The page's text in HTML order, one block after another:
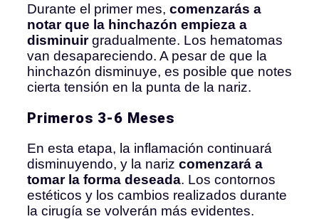
Durante el primer mes, comenzarás a
notar que la hinchazón empieza a
disminuirgradualmente. Los hematomas
van desapareciendo. A pesar de que la
hinchazón disminuye, es posible que notes
cierta tensión en la punta de la nariz.
Primeros 3-6 Meses
En esta etapa, la inflamación continuará
disminuyendo, y la nariz comenzará a
tomar la forma deseada. Los contornos
estéticos y los cambios realizados durante
la cirugía se volverán más evidentes.